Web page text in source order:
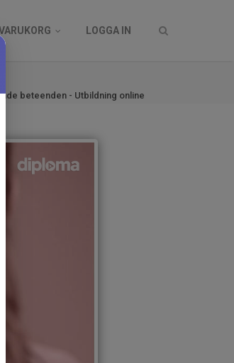
LOGGA IN
beteenden - Utbildning online